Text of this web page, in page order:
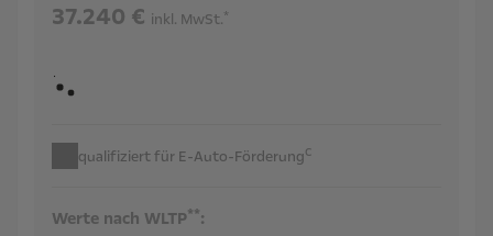
37.240 € inkl. MwSt.*
qualifiziert für E-Auto-Förderungc
Werte nach WLTP**: